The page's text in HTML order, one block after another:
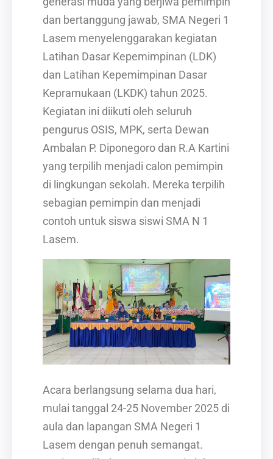
dan bertanggung jawab, SMA Negeri 1
Lasem menyelenggarakan kegiatan
Latihan Dasar Kepemimpinan (LDK)
dan Latihan Kepemimpinan Dasar
Kepramukaan (LKDK) tahun 2025.
Kegiatan ini diikuti oleh seluruh
pengurus OSIS, MPK, serta Dewan
Ambalan P. Diponegoro dan R.A Kartini
yang terpilih menjadi calon pemimpin
di lingkungan sekolah. Mereka terpilih
sebagian pemimpin dan menjadi
contoh untuk siswa siswi SMA N 1
Lasem.
Acara berlangsung selama dua hari,
mulai tanggal 24-25 November 2025 di
aula dan lapangan SMA Negeri 1
Lasem dengan penuh semangat.